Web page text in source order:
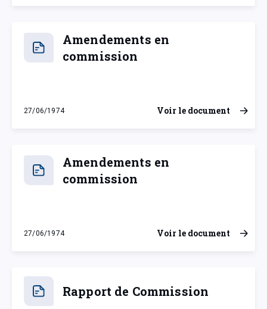
Amendements en
commission
27/06/1974
jeudi 27 juin 1974
Voir le document
Amendements en
commission
27/06/1974
jeudi 27 juin 1974
Voir le document
Rapport de Commission